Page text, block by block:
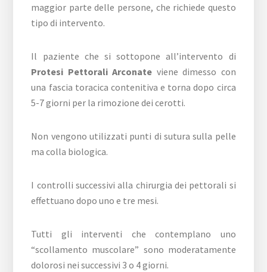
maggior parte delle persone, che richiede questo
tipo di intervento.
Il paziente che si sottopone all’intervento di
Protesi Pettorali Arconate viene dimesso con
una fascia toracica contenitiva e torna dopo circa
5-7 giorni per la rimozione dei cerotti.
Non vengono utilizzati punti di sutura sulla pelle
ma colla biologica.
I controlli successivi alla chirurgia dei pettorali si
effettuano dopo uno e tre mesi.
Tutti gli interventi che contemplano uno
“scollamento muscolare” sono moderatamente
dolorosi nei successivi 3 o 4 giorni.